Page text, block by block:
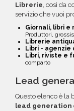
Librerie , così da
servizio che vuoi
Giornali, libri
Produttori,
Librerie
Libri - agenzie
Libri, riviste e
comparto
Lead
Questo elenco è la
lead generation